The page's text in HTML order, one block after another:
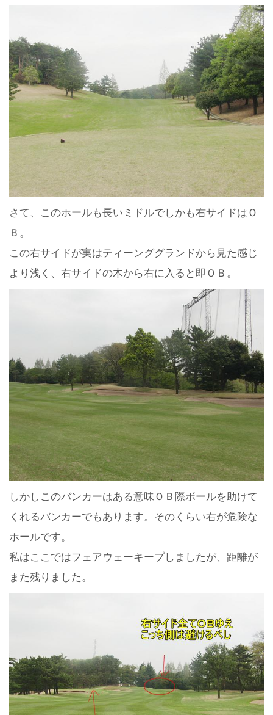
さて、このホールも長いミドルでしかも右サイドはＯ
Ｂ。
この右サイドが実はティーンググランドから見た感じ
より浅く、右サイドの木から右に入ると即ＯＢ。
しかしこのバンカーはある意味ＯＢ際ボールを助けて
くれるバンカーでもあります。そのくらい右が危険な
ホールです。
私はここではフェアウェーキープしましたが、距離が
また残りました。